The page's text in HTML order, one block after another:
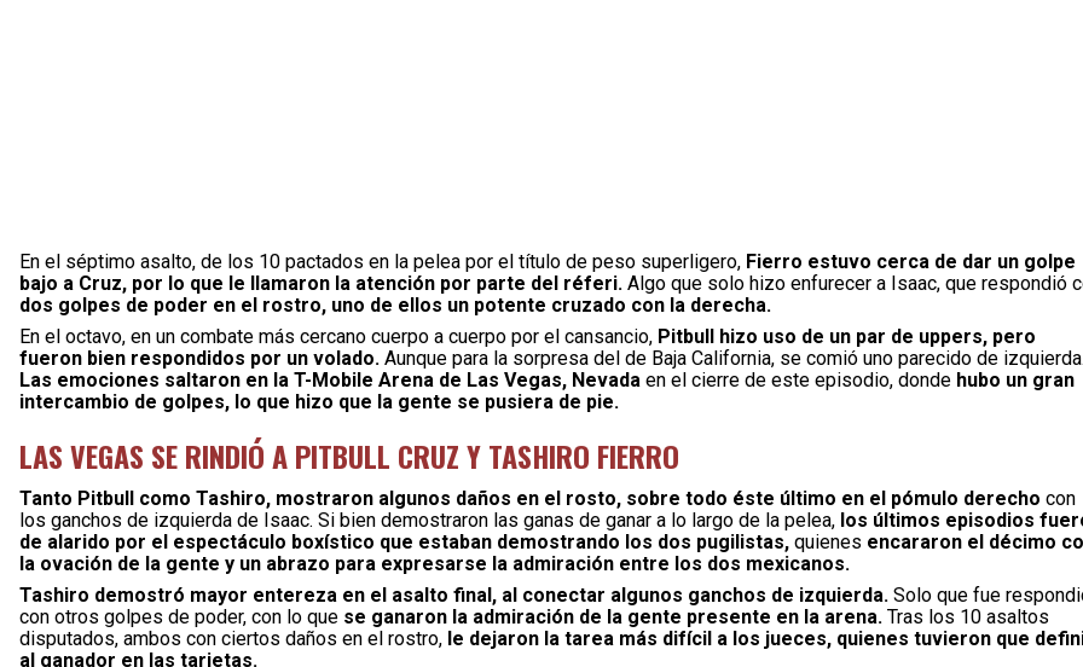
En el séptimo asalto, de los 10 pactados en la pelea por el título de peso superligero, Fierro estuvo cerca de dar un golpe
bajo a Cruz, por lo que le llamaron la atención por parte del réferi. Algo que solo hizo enfurecer a Isaac, que respondió
dos golpes de poder en el rostro, uno de ellos un potente cruzado con la derecha.
En el octavo, en un combate más cercano cuerpo a cuerpo por el cansancio, Pitbull hizo uso de un par de uppers, pero
fueron bien respondidos por un volado. Aunque para la sorpresa del de Baja California, se comió uno parecido de izquierda.
Las emociones saltaron en la T-Mobile Arena de Las Vegas, Nevada en el cierre de este episodio, donde hubo un gran
intercambio de golpes, lo que hizo que la gente se pusiera de pie.
LAS VEGAS SE RINDIÓ A PITBULL CRUZ Y TASHIRO FIERRO
Tanto Pitbull como Tashiro, mostraron algunos daños en el rosto, sobre todo éste último en el pómulo derecho con
los ganchos de izquierda de Isaac. Si bien demostraron las ganas de ganar a lo largo de la pelea, los últimos episodios
de alarido por el espectáculo boxístico que estaban demostrando los dos pugilistas, quienes encararon el décimo
la ovación de la gente y un abrazo para expresarse la admiración entre los dos mexicanos.
Tashiro demostró mayor entereza en el asalto final, al conectar algunos ganchos de izquierda. Solo que fue
con otros golpes de poder, con lo que se ganaron la admiración de la gente presente en la arena. Tras los 10 asaltos
disputados, ambos con ciertos daños en el rostro, le dejaron la tarea más difícil a los jueces, quienes tuvieron que
al ganador en las tarjetas.